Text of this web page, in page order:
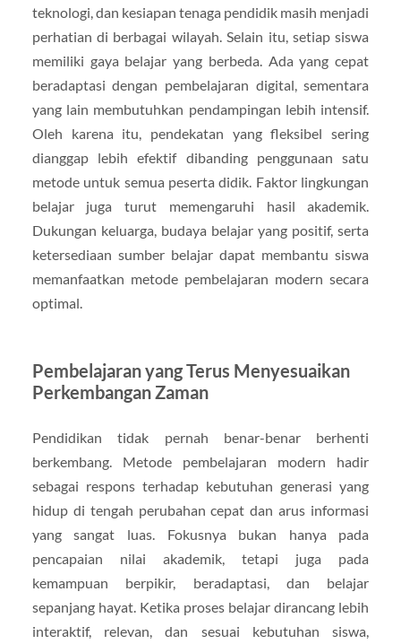
teknologi, dan kesiapan tenaga pendidik masih menjadi
perhatian di berbagai wilayah. Selain itu, setiap siswa
memiliki gaya belajar yang berbeda. Ada yang cepat
beradaptasi dengan pembelajaran digital, sementara
yang lain membutuhkan pendampingan lebih intensif.
Oleh karena itu, pendekatan yang fleksibel sering
dianggap lebih efektif dibanding penggunaan satu
metode untuk semua peserta didik. Faktor lingkungan
belajar juga turut memengaruhi hasil akademik.
Dukungan keluarga, budaya belajar yang positif, serta
ketersediaan sumber belajar dapat membantu siswa
memanfaatkan metode pembelajaran modern secara
optimal.
Pembelajaran yang Terus Menyesuaikan
Perkembangan Zaman
Pendidikan tidak pernah benar-benar berhenti
berkembang. Metode pembelajaran modern hadir
sebagai respons terhadap kebutuhan generasi yang
hidup di tengah perubahan cepat dan arus informasi
yang sangat luas. Fokusnya bukan hanya pada
pencapaian nilai akademik, tetapi juga pada
kemampuan berpikir, beradaptasi, dan belajar
sepanjang hayat. Ketika proses belajar dirancang lebih
interaktif, relevan, dan sesuai kebutuhan siswa,